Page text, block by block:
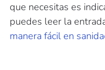
que necesitas es
puedes leer la
manera fácil en